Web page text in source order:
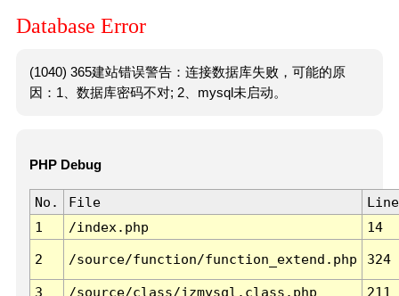
Database Error
(1040) 365建站错误警告：连接数据库失败，可能的原
因：1、数据库密码不对; 2、mysql未启动。
PHP Debug
No. File
Line
1
/index.php 14
2 /source/function/function_extend.php 324
3 /source/class/jzmysql.class.php
211